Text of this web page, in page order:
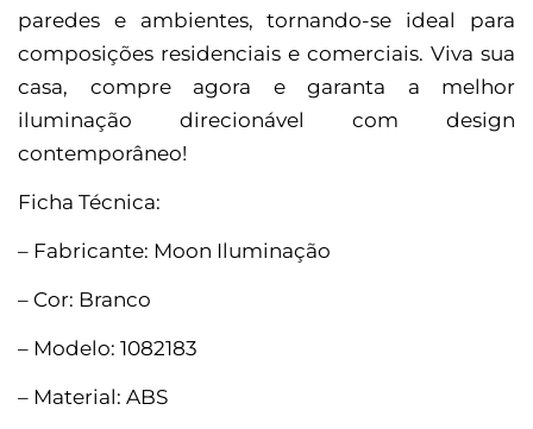
paredes e ambientes, tornando-se ideal para
composições residenciais e comerciais. Viva sua
casa, compre agora e garanta a melhor
iluminação direcionável com design
contemporâneo!
Ficha Técnica:
– Fabricante: Moon Iluminação
– Cor: Branco
– Modelo: 1082183
– Material: ABS